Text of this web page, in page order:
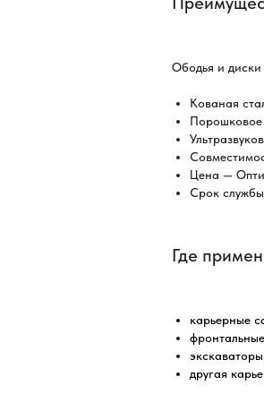
Ободья и
Кованая
Порошковое
Цена —
Срок
Где
карьерные
экскаваторы
другая